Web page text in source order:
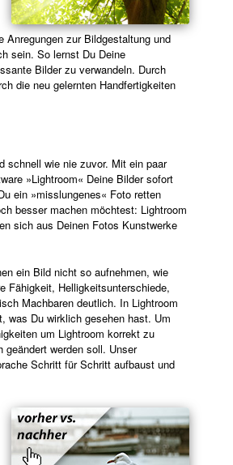
Anregungen zur Bildgestaltung und
sein. So lernst Du Deine
Bilder zu verwandeln. Durch
die neu gelernten Handfertigkeiten
schnell wie nie zuvor. Mit ein paar
»Lightroom« Deine Bilder sofort
ein »misslungenes« Foto retten
besser machen möchtest: Lightroom
sich aus Deinen Fotos Kunstwerke
ein Bild nicht so aufnehmen, wie
Fähigkeit, Helligkeitsunterschiede,
Machbaren deutlich. In Lightroom
was Du wirklich gesehen hast. Um
um Lightroom korrekt zu
werden soll. Unser
Schritt für Schritt aufbaust und